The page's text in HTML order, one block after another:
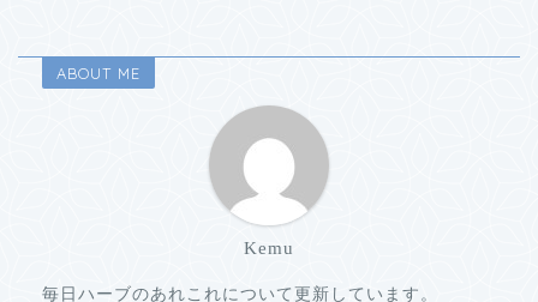
ABOUT ME
Kemu
毎日ハーブのあれこれについて更新しています。